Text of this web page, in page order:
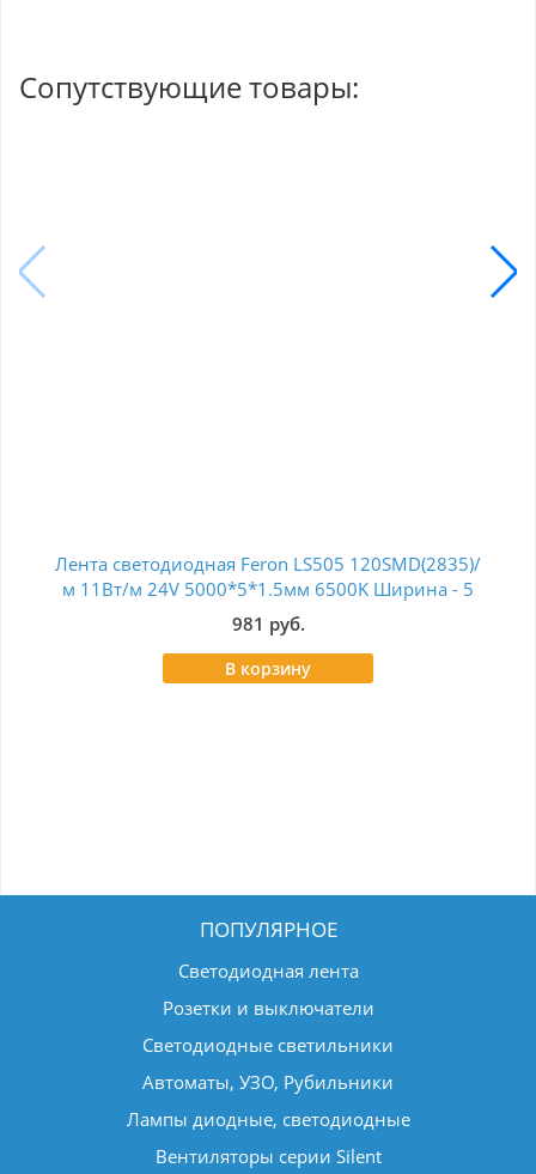
Сопутствующие товары:
Лента светодиодная Feron LS505 120SMD(2835)/
м 11Вт/м 24V 5000*5*1.5мм 6500K Ширина - 5
мм 53056
981 руб.
В корзину
ПОПУЛЯРНОЕ
Светодиодная лента
Розетки и выключатели
Светодиодные светильники
Автоматы, УЗО, Рубильники
Лампы диодные, светодиодные
Вентиляторы серии Silent